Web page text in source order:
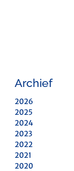
Archief
2026
2025
2024
2023
2022
2021
2020